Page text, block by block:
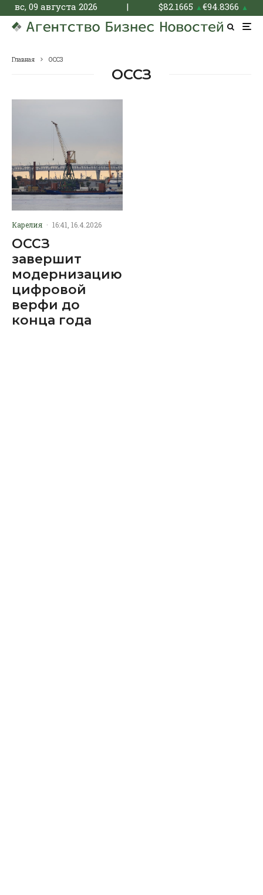
вс, 09 августа 2026 | $82.1665 ▲€94.8366 ▲
Главная ОССЗ
ОССЗ
Карелия · 16:41, 16.4.2026
ОССЗ
завершит
модернизацию
цифровой
верфи до
конца года